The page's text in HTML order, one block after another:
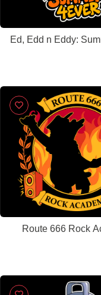
Ed, Edd n Eddy:
Route 666 Rock